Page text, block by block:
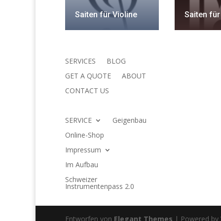
Saiten für Violine Saiten
SERVICES
BLOG
GET A QUOTE
ABOUT
CONTACT US
SERVICE
Geigenbau
Online-Shop
Impressum
Im Aufbau
Schweizer
Instrumentenpass 2.0
Entworfen von Elegant Themes | Powered by